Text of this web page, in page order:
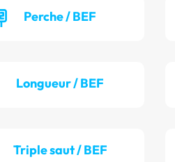
Perche / BEF
Longueur / BEF
Triple saut / BEF